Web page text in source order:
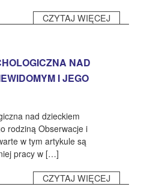
CZYTAJ WIĘCEJ
NAD
I JEGO
nad dzieckiem
rodziną Obserwacje i
w tym artykule są
pracy w […]
CZYTAJ WIĘCEJ